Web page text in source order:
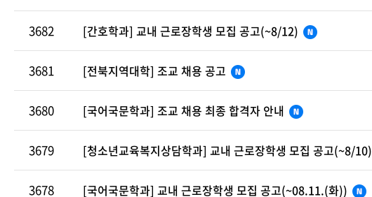
3682 [간호학과] 교내 근로장학생 모집 공고(~8/12)
3681 [전북지역대학] 조교 채용 공고
3680 [국어국문학과] 조교 채용 최종 합격자 안내
3679 [청소년교육복지상담학과] 교내 근로장학생 모집 공고(~8/10)
3678 [국어국문학과] 교내 근로장학생 모집 공고(~08.11.(화))